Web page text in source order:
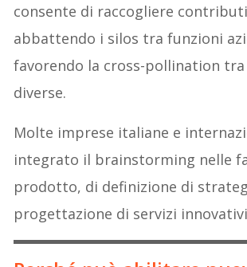
consente di raccogliere
abbattendo i silos tra funzioni
favorendo la cross-pollination
diverse.
Molte imprese italiane e
integrato il brainstorming nelle
prodotto, di definizione di
progettazione di servizi